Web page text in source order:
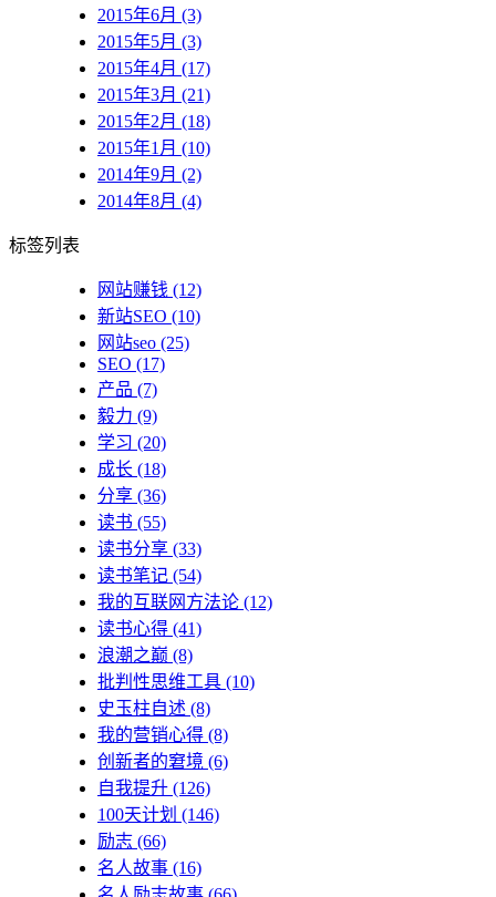
2015年6月 (3)
2015年5月 (3)
2015年4月 (17)
2015年3月 (21)
2015年2月 (18)
2015年1月 (10)
2014年9月 (2)
2014年8月 (4)
标签列表
网站赚钱 (12)
新站SEO (10)
网站seo (25)
SEO (17)
产品 (7)
毅力 (9)
学习 (20)
成长 (18)
分享 (36)
读书 (55)
读书分享 (33)
读书笔记 (54)
我的互联网方法论 (12)
读书心得 (41)
浪潮之巅 (8)
批判性思维工具 (10)
史玉柱自述 (8)
我的营销心得 (8)
创新者的窘境 (6)
自我提升 (126)
100天计划 (146)
励志 (66)
名人故事 (16)